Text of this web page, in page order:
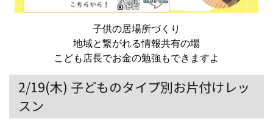
子供の居場所づくり
地域と繋がれる情報共有の場
こども店長でお金の勉強もできますよ
2/19(木) 子どものタイプ別お片付けレッ
スン